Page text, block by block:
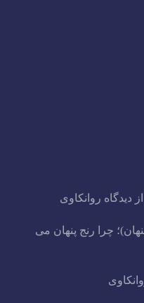
دیدگاه روانکاوی
چرا رنج پنهان می